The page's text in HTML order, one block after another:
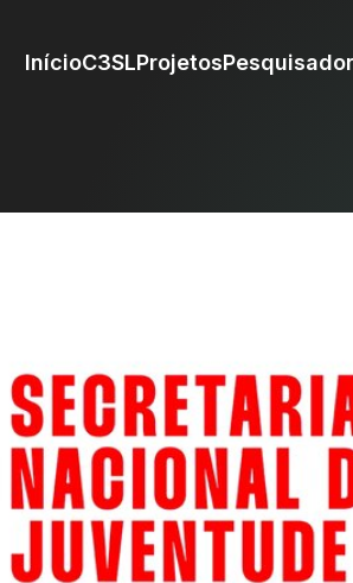
InícioC3SLProjetos